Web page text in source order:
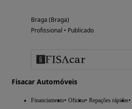
Braga (Braga)
Profissional • Publicado
Fisacar Automóveis
Financiamento Oficina Repações rápidas